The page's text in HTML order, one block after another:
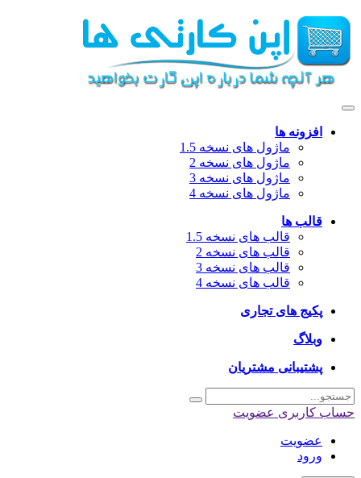
افزونه ها
ماژول های نسخه 1.5
ماژول های نسخه 2
ماژول های نسخه 3
ماژول های نسخه 4
قالب ها
قالب های نسخه 1.5
قالب های نسخه 2
قالب های نسخه 3
قالب های نسخه 4
پکیج های تجاری
وبلاگ
پشتیبانی مشتریان
کاربری عضویت
عضویت
ورود